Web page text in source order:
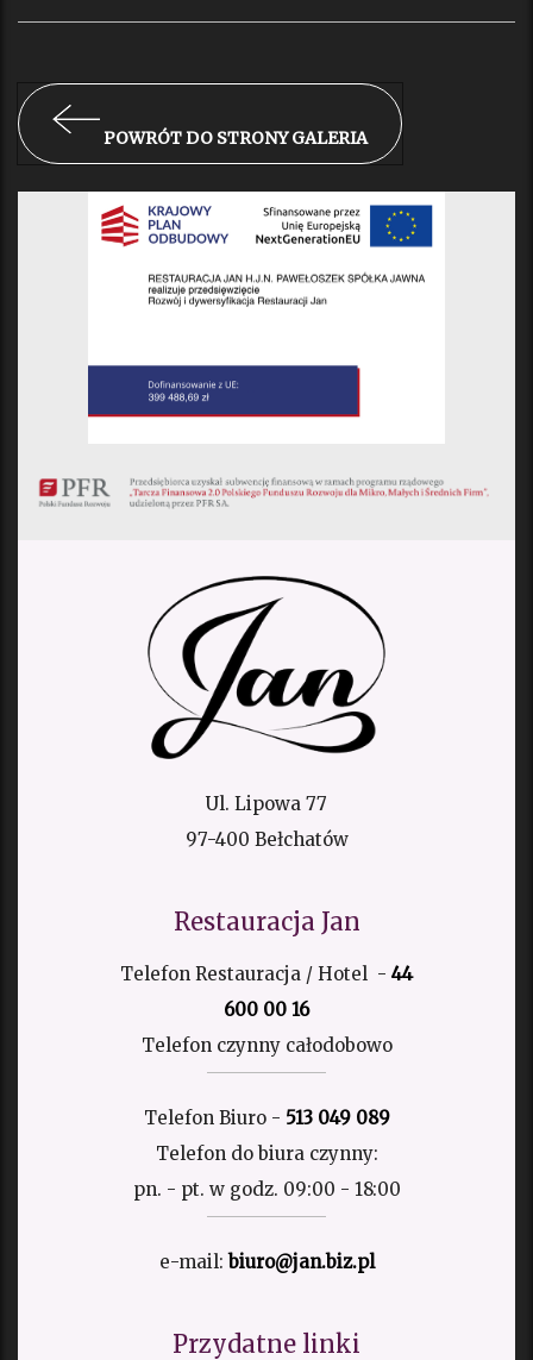
POWRÓT DO STRONY GALERIA
Ul. Lipowa 77
97-400 Bełchatów
Restauracja Jan
Telefon Restauracja / Hotel - 44
600 00 16
Telefon czynny całodobowo
Telefon Biuro - 513 049 089
Telefon do biura czynny:
pn. - pt. w godz. 09:00 - 18:00
e-mail:biuro@jan.biz.pl
Przydatne linki